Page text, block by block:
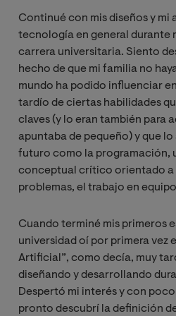
Continué con mis diseños y mi
tecnología en general durante
carrera universitaria. Siento
hecho de que mi familia no
mundo ha podido influenciar
tardío de ciertas habilidades
claves (y lo eran también para
apuntaba de pequeño) y que lo
futuro como la programación,
conceptual crítico orientado a
problemas, el trabajo en
Cuando terminé mis primeros
universidad oí por primera vez
Artificial”, como decía, muy
diseñando y desarrollando
Despertó mi interés y con
pronto descubrí la definición